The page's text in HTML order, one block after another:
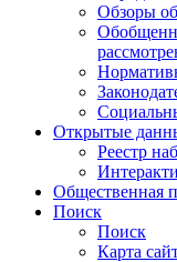
Обзоры
Открытые
Реестр
Общественная
Поиск
Поиск
Карта